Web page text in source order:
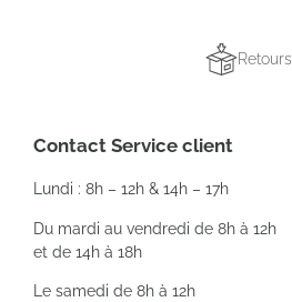
Retours
Contact Service client
Lundi : 8h – 12h & 14h – 17h
Du mardi au vendredi de 8h à 12h
et de 14h à 18h
Le samedi de 8h à 12h